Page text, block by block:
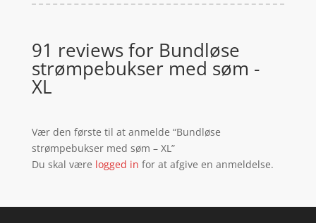
91 reviews for Bundløse
strømpebukser med søm -
XL
Vær den første til at anmelde “Bundløse
strømpebukser med søm – XL”
Du skal være logged in for at afgive en anmeldelse.